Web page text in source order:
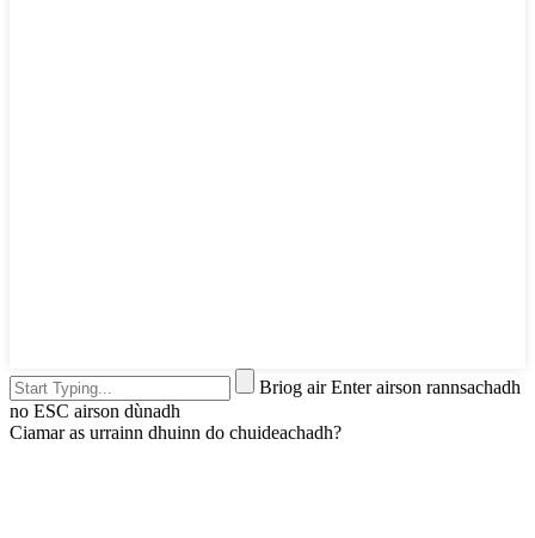
Briog air Enter airson rannsachadh
no ESC airson dùnadh
Ciamar as urrainn dhuinn do chuideachadh?